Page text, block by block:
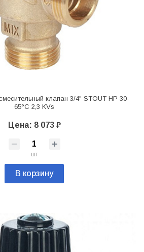
клапан 3/4" STOUT НР 30-
65°С 2,3 KVs
Цена: 8 073 ₽
шт
В корзину